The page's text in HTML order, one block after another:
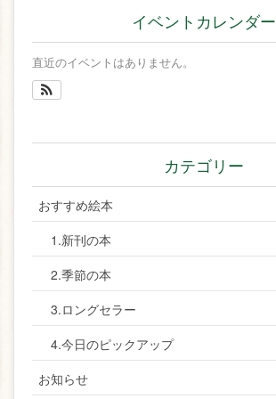
イベントカレンダー
直近のイベントはありません。
カテゴリー
おすすめ絵本
1.新刊の本
2.季節の本
3.ロングセラー
4.今日のピックアップ
お知らせ